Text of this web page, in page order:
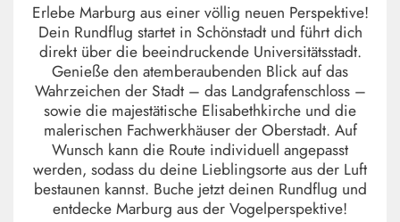
Erlebe Marburg aus einer völlig neuen Perspektive!
Dein Rundflug startet in Schönstadt und führt dich
direkt über die beeindruckende Universitätsstadt.
Genieße den atemberaubenden Blick auf das
Wahrzeichen der Stadt – das Landgrafenschloss –
sowie die majestätische Elisabethkirche und die
malerischen Fachwerkhäuser der Oberstadt. Auf
Wunsch kann die Route individuell angepasst
werden, sodass du deine Lieblingsorte aus der Luft
bestaunen kannst. Buche jetzt deinen Rundflug und
entdecke Marburg aus der Vogelperspektive!